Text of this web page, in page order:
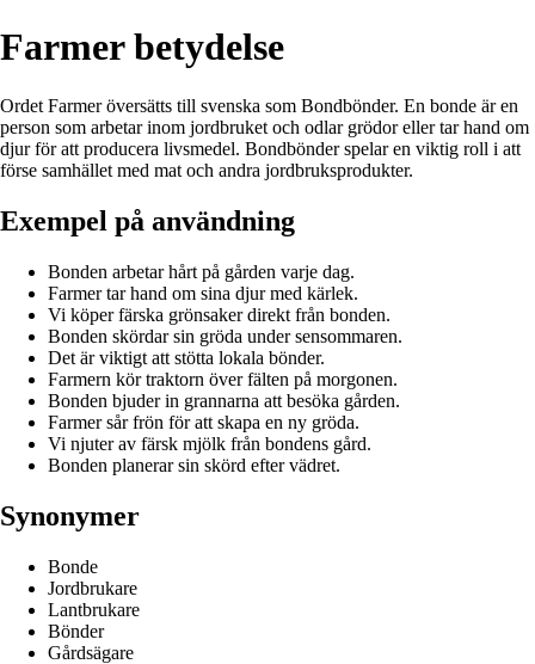
Farmer betydelse
Ordet Farmer översätts till svenska som Bondbönder. En bonde är en
person som arbetar inom jordbruket och odlar grödor eller tar hand om
djur för att producera livsmedel. Bondbönder spelar en viktig roll i att
förse samhället med mat och andra jordbruksprodukter.
Exempel på användning
Bonden arbetar hårt på gården varje dag.
Farmer tar hand om sina djur med kärlek.
Vi köper färska grönsaker direkt från bonden.
Bonden skördar sin gröda under sensommaren.
Det är viktigt att stötta lokala bönder.
Farmern kör traktorn över fälten på morgonen.
Bonden bjuder in grannarna att besöka gården.
Farmer sår frön för att skapa en ny gröda.
Vi njuter av färsk mjölk från bondens gård.
Bonden planerar sin skörd efter vädret.
Synonymer
Bonde
Jordbrukare
Lantbrukare
Bönder
Gårdsägare